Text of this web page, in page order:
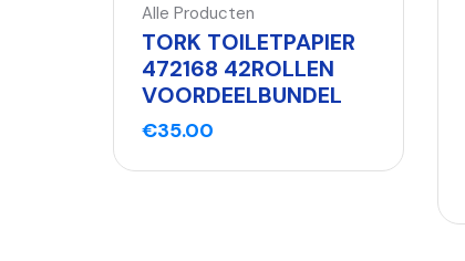
Alle Producten
TORK TOILETPAPIER
472168 42ROLLEN
VOORDEELBUNDEL
€35.00